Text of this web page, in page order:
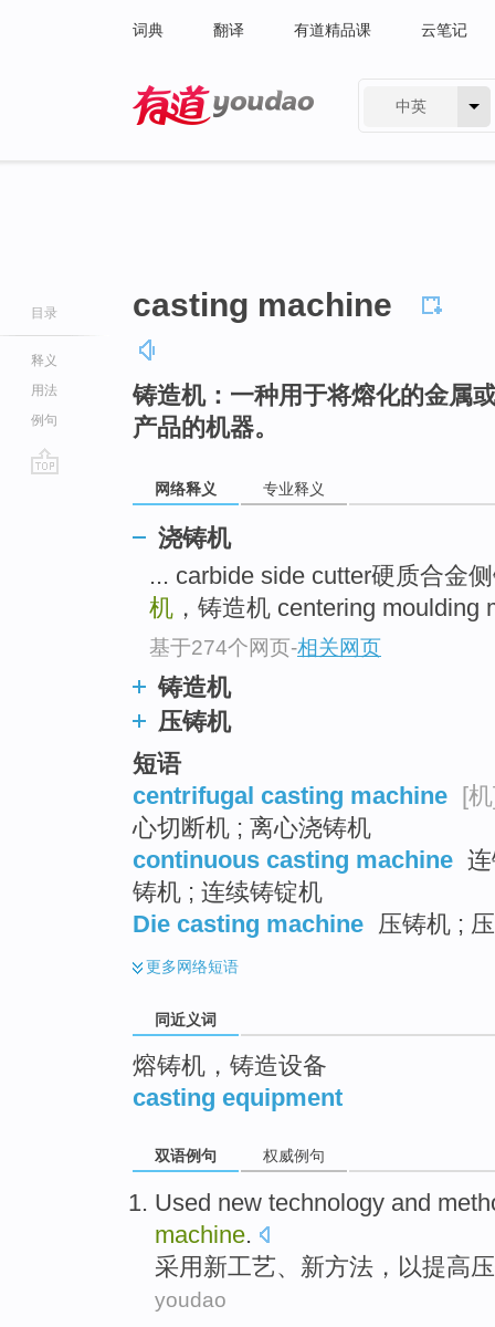
词典 翻译 有道精品课 云笔记
中英
目录
释义
用法
例句
casting machine
铸造机：一种用于将熔化的金属
产品的机器。
网络释义 专业释义
浇铸机
... carbide side cutter硬质合金
机 ，铸造机 centering
基于274个网页-相关网页
铸造机
压铸机
短语
centrifugal casting machine
[
心切断机 ; 离心浇铸机
continuous casting machine
铸机 ; 连续铸锭机
Die casting machine 压铸机 ;
更多网络短语
同近义词
熔铸机，铸造设备
casting equipment
双语例句 权威例句
Used new technology and
machine.
采用 新工艺、新方法 ，以提高
youdao